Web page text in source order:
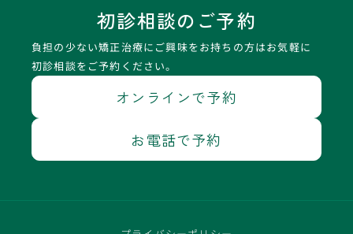
初診相談のご予約
負担の少ない矯正治療にご興味をお持ちの方はお気軽に
初診相談をご予約ください。
オンラインで予約
お電話で予約